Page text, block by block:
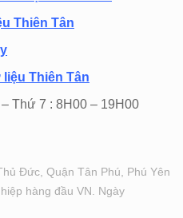
Thiên Tân
Thiên Tân
Thứ 7 : 8H00 – 19H00
Đức, Quận Tân Phú, Phú Yên
hàng đầu VN. Ngày